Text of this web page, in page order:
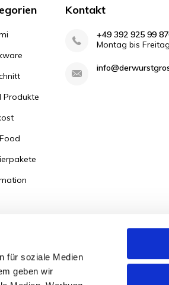
für soziale Medien
geben wir
Produkte
Kontakt
+49 392 925 99
Montag bis